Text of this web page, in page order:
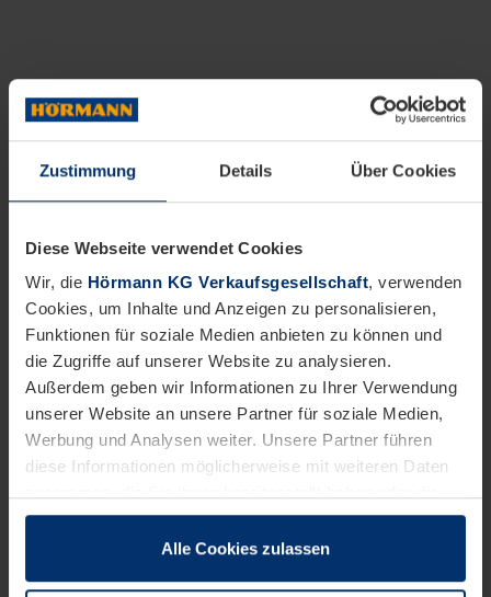
Zustimmung Details Über Cookies
Diese Webseite verwendet Cookies
Wir, die Hörmann KG Verkaufsgesellschaft, verwenden
Cookies, um Inhalte und Anzeigen zu personalisieren,
Funktionen für soziale Medien anbieten zu können und
die Zugriffe auf unserer Website zu analysieren.
Außerdem geben wir Informationen zu Ihrer Verwendung
unserer Website an unsere Partner für soziale Medien,
Werbung und Analysen weiter. Unsere Partner führen
diese Informationen möglicherweise mit weiteren Daten
sie im Rahmen Ihrer Nutzung der Dienste gesammelt
Alle Cookies zulassen